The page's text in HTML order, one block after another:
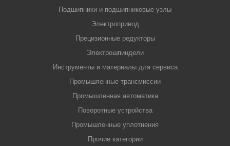
Подшипники и подшипниковые узлы
Электропривод
Прецизионные редукторы
Электрошпиндели
Инструменты и материалы для сервиса
Промышленные трансмиссии
Промышленная автоматика
Поворотные устройства
Промышленные уплотнения
Прочие категории